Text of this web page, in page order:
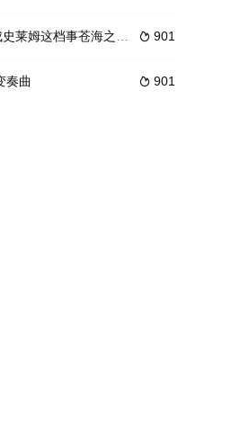
一次舞台演出的时候，突然“Aikats
母的龙，被一只偶然相
人知的世界曾担任魔王！而此刻找上门来
 901
姆这档事苍海之泪篇
 901
奏曲